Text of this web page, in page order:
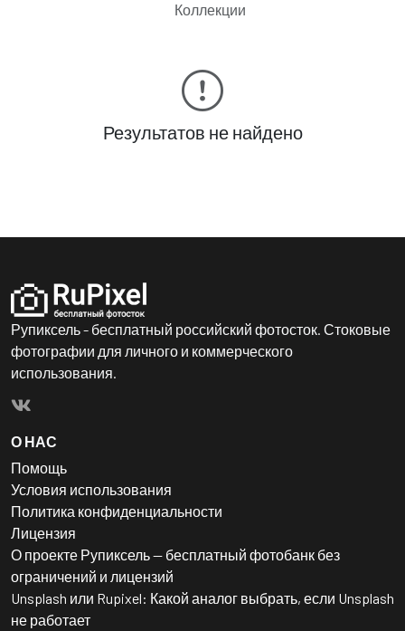
Коллекции
Результатов не найдено
Рупиксель - бесплатный российский фотосток. Стоковые
фотографии для личного и коммерческого
использования.
О НАС
Помощь
Условия использования
Политика конфиденциальности
Лицензия
О проекте Рупиксель — бесплатный фотобанк без
ограничений и лицензий
Unsplash или Rupixel: Какой аналог выбрать, если Unsplash
не работает